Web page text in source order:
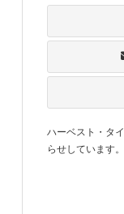
ハーベスト・タ
らせしています。